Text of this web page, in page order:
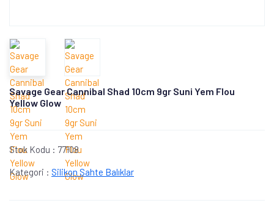
Savage Gear Cannibal Shad 10cm 9gr Suni Yem Flou
Yellow Glow
Stok Kodu : 77108
Kategori : Silikon Sahte Balıklar